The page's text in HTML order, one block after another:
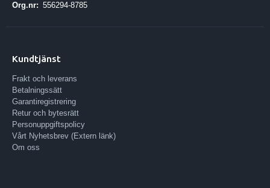
Org.nr: 556294-8785
Kundtjänst
Frakt och leverans
Betalningssätt
Garantiregistrering
Retur och bytesrätt
Personuppgiftspolicy
Vårt Nyhetsbrev (Extern länk)
Om oss